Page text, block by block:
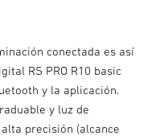
conectada es así
RS PRO R10 basic
y la aplicación.
y luz de
precisión (alcance